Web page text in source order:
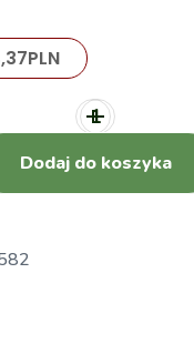
PLN
Dodaj do koszyka